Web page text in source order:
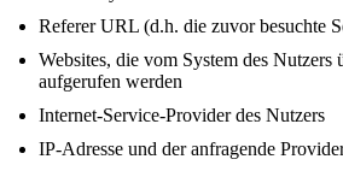
Referer URL (d.h. die zuvor besuchte
Websites, die vom System des Nutzers
aufgerufen werden
Internet-Service-Provider des Nutzers
IP-Adresse und der anfragende